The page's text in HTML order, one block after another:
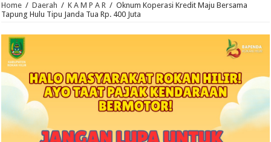
Home / Daerah / K A M P A R / Oknum Koperasi Kredit Maju Bersama
Tapung Hulu Tipu Janda Tua Rp. 400 Juta